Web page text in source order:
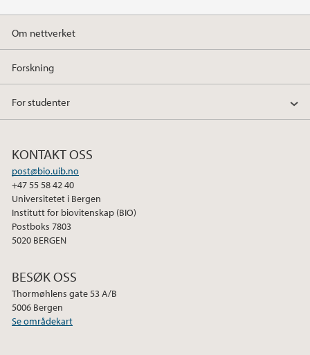
Om nettverket
Forskning
For studenter
KONTAKT OSS
post@bio.uib.no
+47 55 58 42 40
Universitetet i Bergen
Institutt for biovitenskap (BIO)
Postboks 7803
5020 BERGEN
BESØK OSS
Thormøhlens gate 53 A/B
5006 Bergen
Se områdekart